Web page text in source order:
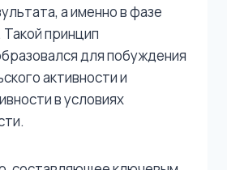
а именно в фазе
принцип
для побуждения
активности и
в условиях